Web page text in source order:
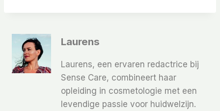
Laurens
Laurens, een ervaren redactrice bij
Sense Care, combineert haar
opleiding in cosmetologie met een
levendige passie voor huidwelzijn.